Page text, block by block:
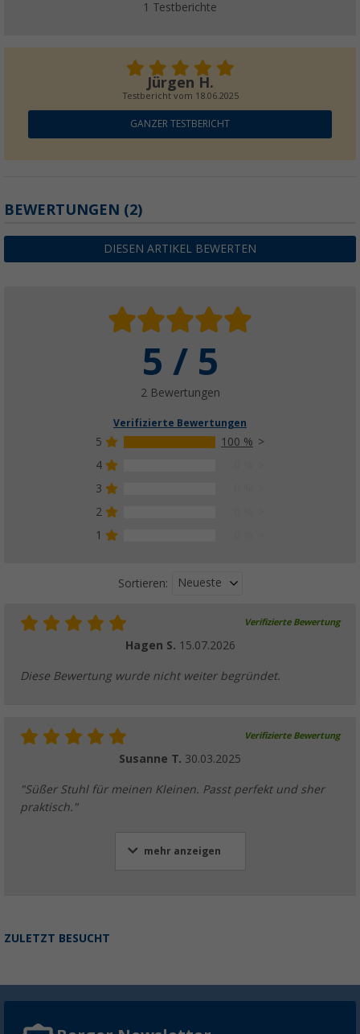
1 Testberichte
Jürgen H.
Testbericht vom 18.06.2025
GANZER TESTBERICHT
BEWERTUNGEN (2)
DIESEN ARTIKEL BEWERTEN
5 / 5
2 Bewertungen
Verifizierte Bewertungen
5
100 %
4
3
2
1
Sortieren: Neueste
Verifizierte Bewertung
Hagen S. 15.07.2026
Diese Bewertung wurde nicht weiter begründet.
Verifizierte Bewertung
Susanne T. 30.03.2025
"Süßer Stuhl für meinen Kleinen. Passt perfekt und sher
praktisch."
mehr anzeigen
ZULETZT BESUCHT